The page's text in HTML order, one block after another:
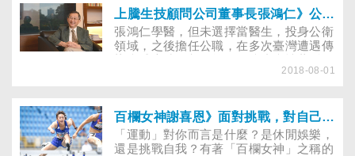
新的作品《雙城故事》，又有突破性的發
展，成為臺灣少數躍上Netflix國際平臺
（全球最大OTT網路電視平臺）的戲劇作
品，全球194個國家的觀眾都可以看到這
上騰生技顧問公司董事長張鴻仁》公衛救人，生技助人！
張鴻仁學醫，但未選擇當醫生，投身公衛
領域，之後擔任公職，在多次臺灣遭遇傳
衛生署副署長退休後，開始在生醫界服
技產業建言，希望臺灣生技產業更好，幫
助更多有醫療需要的人……
2018-08-01
百欄女神謝喜恩》面對挑戰，對自己的選擇負責！
「運動」對你而言是什麼？是休閒娛樂，
還是挑戰自我？有著「百欄女神」之稱的